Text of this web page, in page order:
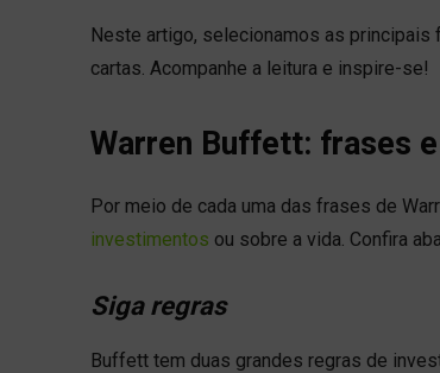
Neste artigo, selecionamos as
cartas. Acompanhe a leitura e inspire-se!
Warren Buffett: frases
Por meio de cada uma das frases de
investimentos ou sobre a vida. Confira
Siga regras
Buffett tem duas grandes regras de